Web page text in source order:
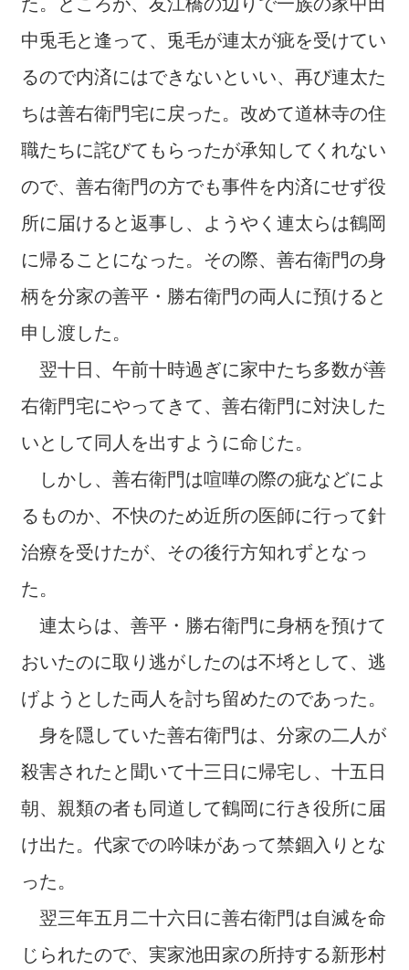
中兎毛と逢って、兎毛が連太が疵を受けてい
るので内済にはできないといい、再び連太た
ちは善右衛門宅に戻った。改めて道林寺の住
職たちに詫びてもらったが承知してくれない
ので、善右衛門の方でも事件を内済にせず役
所に届けると返事し、ようやく連太らは鶴岡
に帰ることになった。その際、善右衛門の身
柄を分家の善平・勝右衛門の両人に預けると
申し渡した。
翌十日、午前十時過ぎに家中たち多数が善
右衛門宅にやってきて、善右衛門に対決した
いとして同人を出すように命じた。
しかし、善右衛門は喧嘩の際の疵などによ
るものか、不快のため近所の医師に行って針
治療を受けたが、その後行方知れずとなっ
た。
連太らは、善平・勝右衛門に身柄を預けて
おいたのに取り逃がしたのは不埓として、逃
げようとした両人を討ち留めたのであった。
身を隠していた善右衛門は、分家の二人が
殺害されたと聞いて十三日に帰宅し、十五日
朝、親類の者も同道して鶴岡に行き役所に届
け出た。代家での吟味があって禁錮入りとな
った。
翌三年五月二十六日に善右衛門は自滅を命
じられたので、実家池田家の所持する新形村